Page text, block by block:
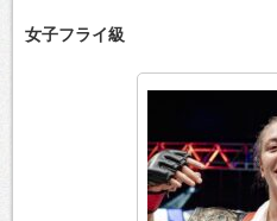
女子フライ級